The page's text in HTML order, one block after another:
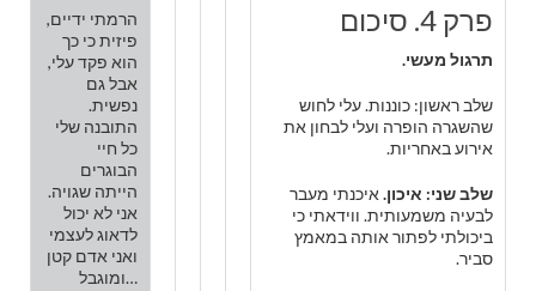
הרמתי ידיים,
פיזית כי כך
הוא פקד עלי,
אבל גם
נפשית.
התובנה שלי
כל חיי
הבוגרים
הייתה שגויה.
אני לא יכול
לדאוג לעצמי
ואני אדם קטן
ומוגבל…
פרק 4. סיכום
תרגול מעשי.
שלב ראשון: כוננות. עלי לחוש
שהשגרה הופרה ועלי לבחון את
אירוע באחריות.
שלב שני: איכון. איכנתי מעבר
לבעיה משמעותית. ווידאתי כי
ביכולתי לפתור אותה במאמץ
סביר.